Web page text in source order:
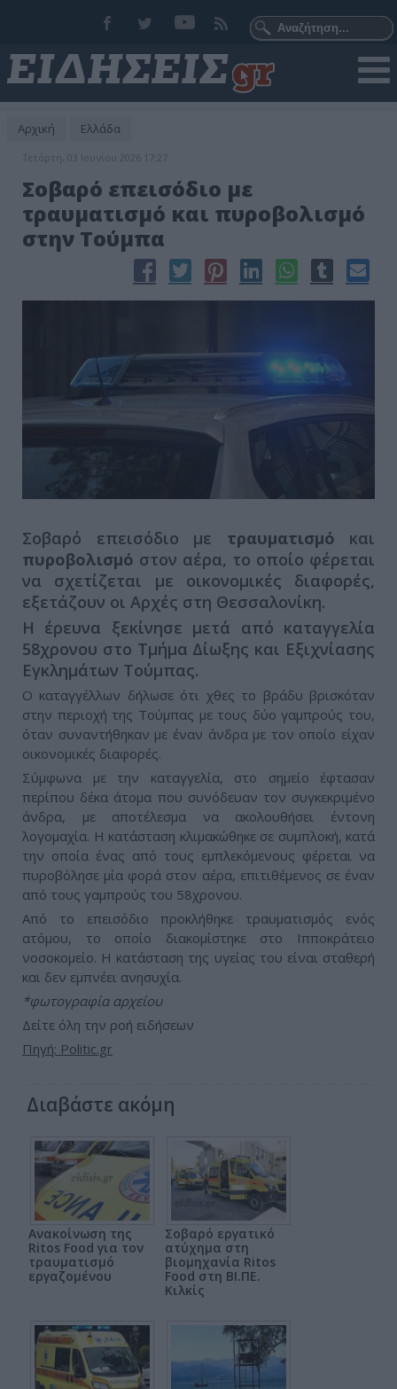
Αρχική Ελλάδα
Τετάρτη, 03 Ιουνίου 2026 17:27
Σοβαρό επεισόδιο με
τραυματισμό και πυροβολισμό
στην Τούμπα
Σοβαρό επεισόδιο με τραυματισμό και
πυροβολισμό στον αέρα, το οποίο φέρεται
να σχετίζεται με οικονομικές διαφορές,
εξετάζουν οι Αρχές στη Θεσσαλονίκη.
Η έρευνα ξεκίνησε μετά από καταγγελία
58χρονου στο Τμήμα Δίωξης και Εξιχνίασης
Εγκλημάτων Τούμπας.
Ο καταγγέλλων δήλωσε ότι χθες το βράδυ βρισκόταν
στην περιοχή της Τούμπας με τους δύο γαμπρούς του,
όταν συναντήθηκαν με έναν άνδρα με τον οποίο είχαν
οικονομικές διαφορές.
Σύμφωνα με την καταγγελία, στο σημείο έφτασαν
περίπου δέκα άτομα που συνόδευαν τον συγκεκριμένο
άνδρα, με αποτέλεσμα να ακολουθήσει έντονη
λογομαχία. Η κατάσταση κλιμακώθηκε σε συμπλοκή, κατά
την οποία ένας από τους εμπλεκόμενους φέρεται να
πυροβόλησε μία φορά στον αέρα, επιτιθέμενος σε έναν
από τους γαμπρούς του 58χρονου.
Από το επεισόδιο προκλήθηκε τραυματισμός ενός
ατόμου, το οποίο διακομίστηκε στο Ιπποκράτειο
νοσοκομείο. Η κατάσταση της υγείας του είναι σταθερή
και δεν εμπνέει ανησυχία.
*φωτογραφία αρχείου
Δείτε όλη την ροή ειδήσεων
Πηγή: Politic.gr
Διαβάστε ακόμη
Ανακοίνωση της
Ritos Food για τον
τραυματισμό
εργαζομένου
Σοβαρό εργατικό
ατύχημα στη
βιομηχανία Ritos
Food στη ΒΙ.ΠΕ.
Κιλκίς